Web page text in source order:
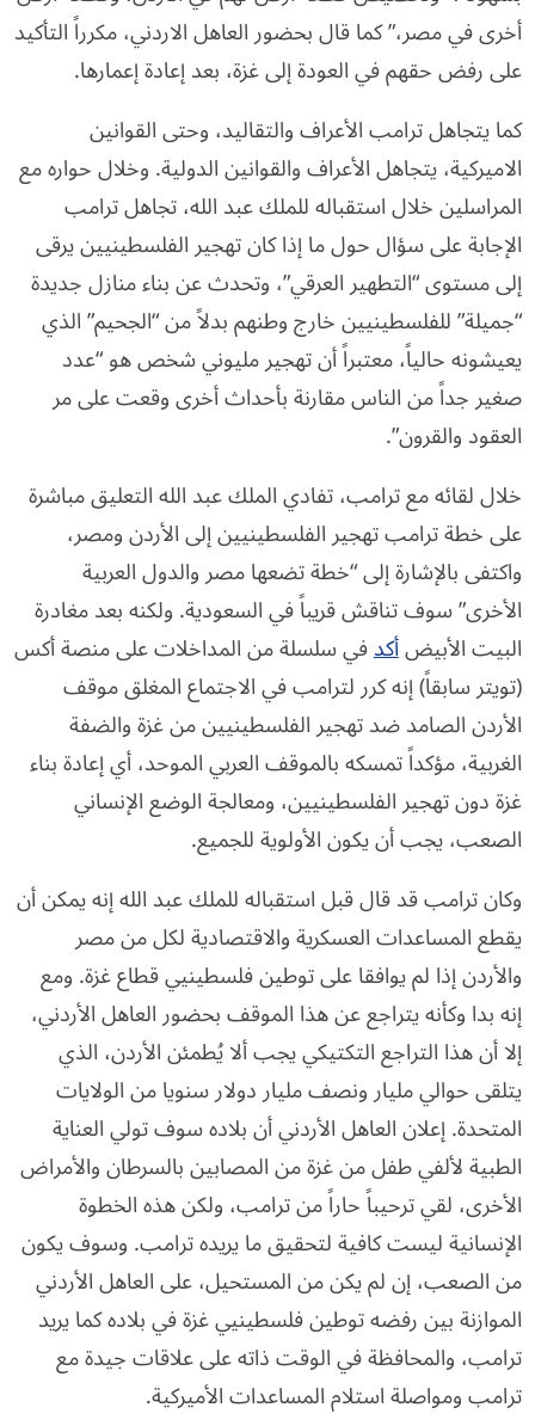
أخرى في مصر،” كما قال بحضور العاهل الاردني، مكرراً التأكيد
على رفض حقهم في العودة إلى غزة، بعد إعادة إعمارها.
كما يتجاهل ترامب الأعراف والتقاليد، وحتى القوانين
الاميركية، يتجاهل الأعراف والقوانين الدولية. وخلال حواره مع
المراسلين خلال استقباله للملك عبد الله، تجاهل ترامب
الإجابة على سؤال حول ما إذا كان تهجير الفلسطينيين يرقى
إلى مستوى “التطهير العرقي”، وتحدث عن بناء منازل جديدة
“جميلة” للفلسطينيين خارج وطنهم بدلاً من “الجحيم” الذي
يعيشونه حالياً، معتبراً أن تهجير مليوني شخص هو “عدد
صغير جداً من الناس مقارنة بأحداث أخرى وقعت على مر
العقود والقرون”.
خلال لقائه مع ترامب، تفادي الملك عبد الله التعليق مباشرة
على خطة ترامب تهجير الفلسطينيين إلى الأردن ومصر،
واكتفى بالإشارة إلى “خطة تضعها مصر والدول العربية
الأخرى” سوف تناقش قريباً في السعودية. ولكنه بعد مغادرة
البيت الأبيضأكدفي سلسلة من المداخلات على منصة أكس
(تويتر سابقاً) إنه كرر لترامب في الاجتماع المغلق موقف
الأردن الصامد ضد تهجير الفلسطينيين من غزة والضفة
الغربية، مؤكداً تمسكه بالموقف العربي الموحد، أي إعادة بناء
غزة دون تهجير الفلسطينيين، ومعالجة الوضع الإنساني
الصعب، يجب أن يكون الأولوية للجميع.
وكان ترامب قد قال قبل استقباله للملك عبد الله إنه يمكن أن
يقطع المساعدات العسكرية والاقتصادية لكل من مصر
والأردن إذا لم يوافقا على توطين فلسطينيي قطاع غزة. ومع
إنه بدا وكأنه يتراجع عن هذا الموقف بحضور العاهل الأردني،
إلا أن هذا التراجع التكتيكي يجب ألا يُطمئن الأردن، الذي
يتلقى حوالي مليار ونصف مليار دولار سنويا من الولايات
المتحدة. إعلان العاهل الأردني أن بلاده سوف تولي العناية
الطبية لألفي طفل من غزة من المصابين بالسرطان والأمراض
الأخرى، لقي ترحيباً حاراً من ترامب، ولكن هذه الخطوة
الإنسانية ليست كافية لتحقيق ما يريده ترامب. وسوف يكون
من الصعب، إن لم يكن من المستحيل، على العاهل الأردني
الموازنة بين رفضه توطين فلسطينيي غزة في بلاده كما يريد
ترامب، والمحافظة في الوقت ذاته على علاقات جيدة مع
ترامب ومواصلة استلام المساعدات الأميركية.